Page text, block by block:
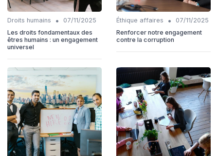
Droits humains •
07/11/2025
Les droits fondamentaux des
êtres humains : un engagement
universel
Éthique affaires •
07/11/2025
Renforcer notre engagement
contre la corruption